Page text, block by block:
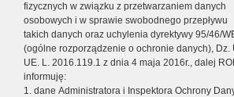
fizycznych w związku z przetwarzaniem danych
osobowych i w sprawie swobodnego przepływu
takich danych oraz uchylenia dyrektywy 95/46/
(ogólne rozporządzenie o ochronie danych), Dz.
UE. L. 2016.119.1 z dnia 4 maja 2016r., dalej
informuję:
1. dane Administratora i Inspektora Ochrony